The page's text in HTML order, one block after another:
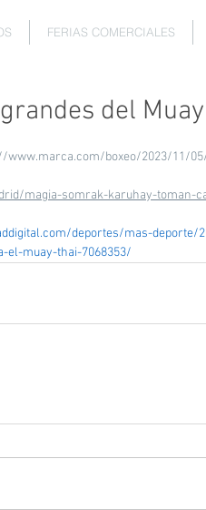
FERIAS COMERCIALES
del
www.marca.com/boxeo/2023/11/
magia-somrak-karuhay-toman-
deportes/mas-
el-muay-thai-7068353/